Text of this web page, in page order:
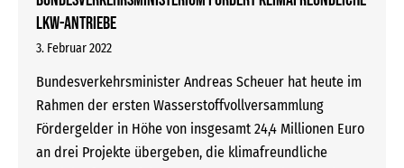
Lkw-Antriebe
3. Februar 2022
Bundesverkehrsminister Andreas Scheuer hat heute im
Rahmen der ersten Wasserstoffvollversammlung
Fördergelder in Höhe von insgesamt 24,4 Millionen Euro
an drei Projekte übergeben, die klimafreundliche